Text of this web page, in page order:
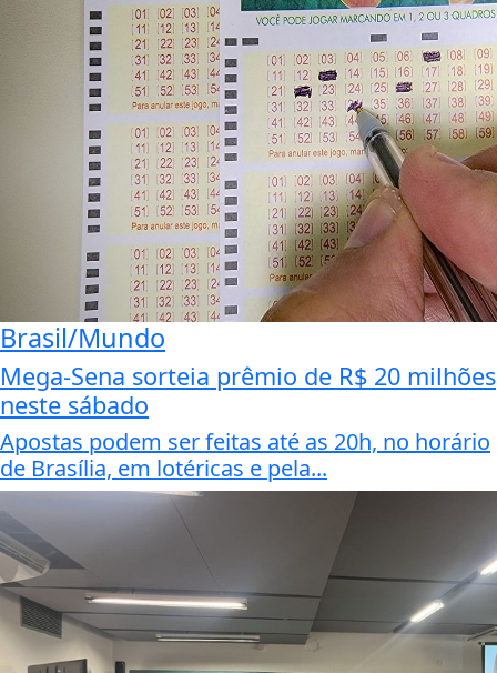
Brasil/Mundo
Mega-Sena sorteia prêmio de R$ 20 milhões
neste sábado
Apostas podem ser feitas até as 20h, no horário
de Brasília, em lotéricas e pela...